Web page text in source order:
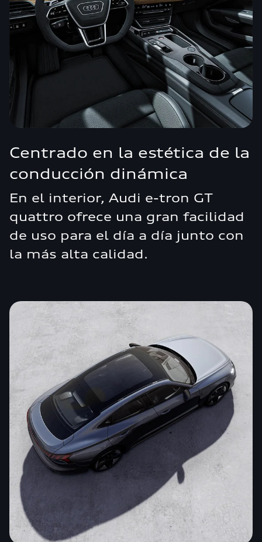
Centrado en la estética de la
conducción dinámica
En el interior, Audi e-tron GT
quattro ofrece una gran facilidad
de uso para el día a día junto con
la más alta calidad.